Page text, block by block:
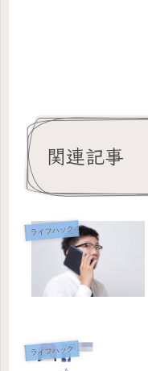
関連記事
ライフハック
ライフハック